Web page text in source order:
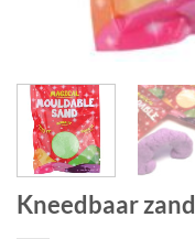
Kneedbaar zand